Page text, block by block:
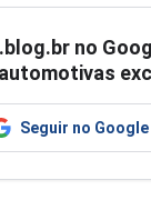
no
Seguir no Google